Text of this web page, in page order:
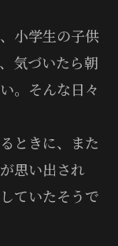
小学生の子供
気づいたら朝
。そんな日々
ときに、また
思い出され
ていたそうで